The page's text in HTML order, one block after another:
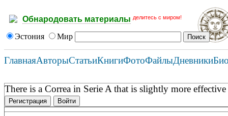
Обнародовать материалы делитесь с миром!
Эстония Мир
ГлавнаяАвторыСтатьиКнигиФотоФайлыДневники
There is a Correa in Serie A that is slightly more effective
Регистрация Войти